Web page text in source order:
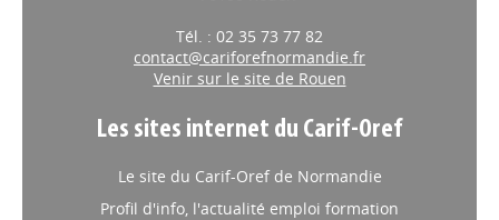
Tél. : 02 35 73 77 82
contact@cariforefnormandie.fr
Venir sur le site de Rouen
Les sites internet du Carif-Oref
Le site du Carif-Oref de Normandie
Profil d'info, l'actualité emploi formation